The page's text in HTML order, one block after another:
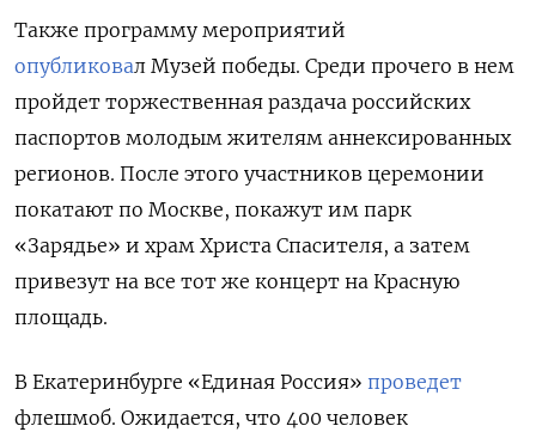
Также программу мероприятий
опубликовал Музей победы. Среди прочего в нем
пройдет торжественная раздача российских
паспортов молодым жителям аннексированных
регионов. После этого участников церемонии
покатают по Москве, покажут им парк
«Зарядье» и храм Христа Спасителя, а затем
привезут на все тот же концерт на Красную
площадь.
В Екатеринбурге «Единая Россия» проведет
флешмоб. Ожидается, что 400 человек